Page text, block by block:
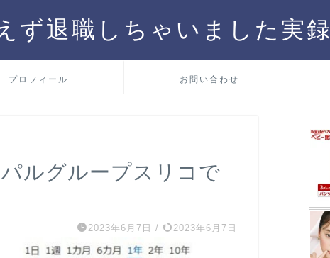
ず退職しちゃいました実録
プロフィール お問い合わせ
ルグループスリコで
2023年6月7日 / 2023年6月7日